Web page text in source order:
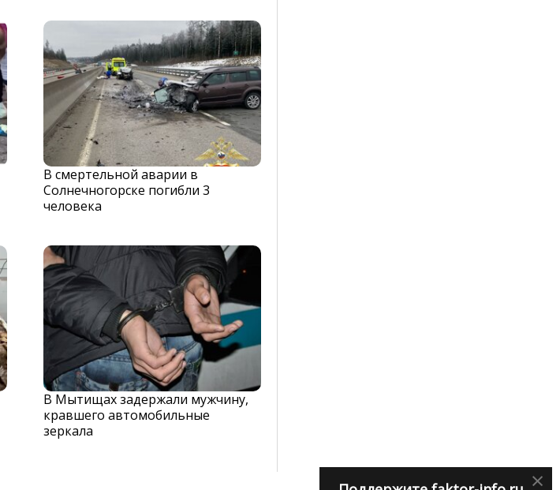
×
В смертельной аварии в
Солнечногорске погибли 3
человека
В Мытищах задержали мужчину,
кравшего автомобильные
зеркала